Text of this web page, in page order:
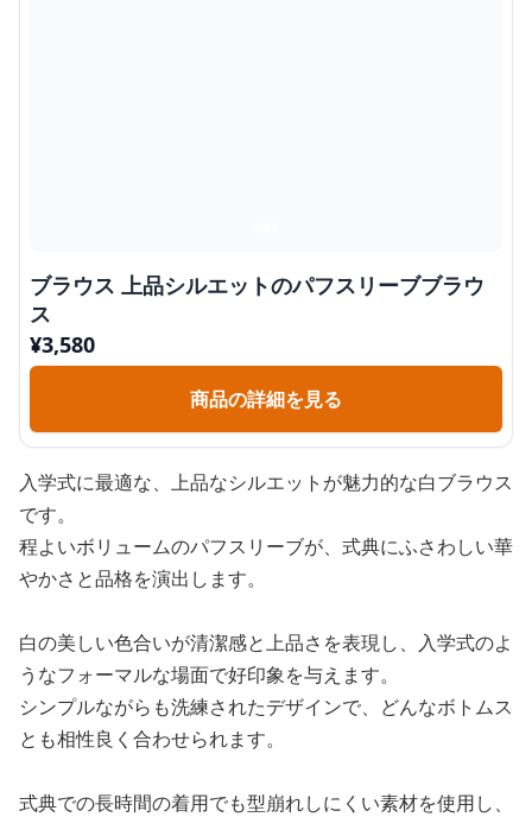
ブラウス 上品シルエットのパフスリーブブラウ
ス
¥3,580
商品の詳細を見る
入学式に最適な、上品なシルエットが魅力的な白ブラウス
です。
程よいボリュームのパフスリーブが、式典にふさわしい華
やかさと品格を演出します。
白の美しい色合いが清潔感と上品さを表現し、入学式のよ
うなフォーマルな場面で好印象を与えます。
シンプルながらも洗練されたデザインで、どんなボトムス
とも相性良く合わせられます。
式典での長時間の着用でも型崩れしにくい素材を使用し、